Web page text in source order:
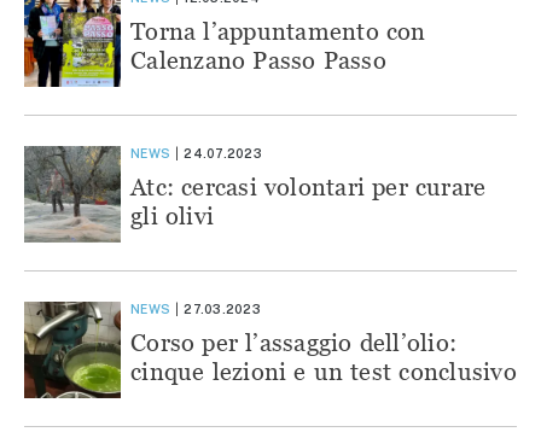
Torna l’appuntamento con
Calenzano Passo Passo
NEWS 24.07.2023
Atc: cercasi volontari per curare
gli olivi
NEWS 27.03.2023
Corso per l’assaggio dell’olio:
cinque lezioni e un test conclusivo